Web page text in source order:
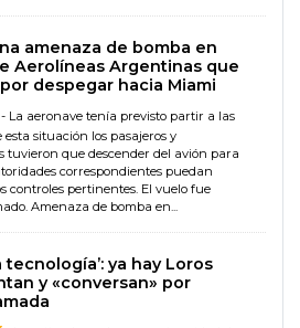
amenaza de bomba en
Aerolíneas Argentinas que
despegar hacia Miami
- La aeronave tenía previsto partir a las
esta situación los pasajeros y
tuvieron que descender del avión para
correspondientes puedan
controles pertinentes. El vuelo fue
Amenaza de bomba en...
tecnología’: ya hay Loros
y «conversan» por